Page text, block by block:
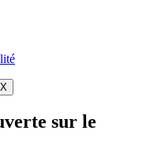
X
sur le